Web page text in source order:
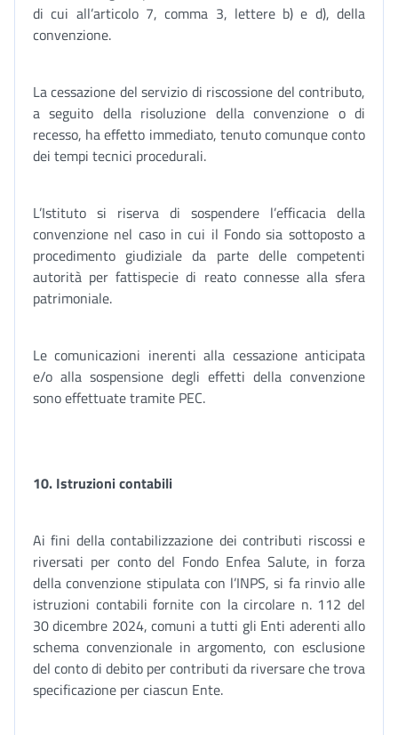
di cui all’articolo 7, comma 3, lettere b) e d), della
convenzione.
La cessazione del servizio di riscossione del contributo,
a seguito della risoluzione della convenzione o di
recesso, ha effetto immediato, tenuto comunque conto
dei tempi tecnici procedurali.
L’Istituto si riserva di sospendere l’efficacia della
convenzione nel caso in cui il Fondo sia sottoposto a
procedimento giudiziale da parte delle competenti
autorità per fattispecie di reato connesse alla sfera
patrimoniale.
Le comunicazioni inerenti alla cessazione anticipata
e/o alla sospensione degli effetti della convenzione
sono effettuate tramite PEC.
10. Istruzioni contabili
Ai fini della contabilizzazione dei contributi riscossi e
riversati per conto del Fondo Enfea Salute, in forza
della convenzione stipulata con l’INPS, si fa rinvio alle
istruzioni contabili fornite con la circolare n. 112 del
30 dicembre 2024, comuni a tutti gli Enti aderenti allo
schema convenzionale in argomento, con esclusione
del conto di debito per contributi da riversare che trova
specificazione per ciascun Ente.